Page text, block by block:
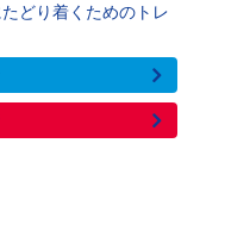
どり着くためのトレ